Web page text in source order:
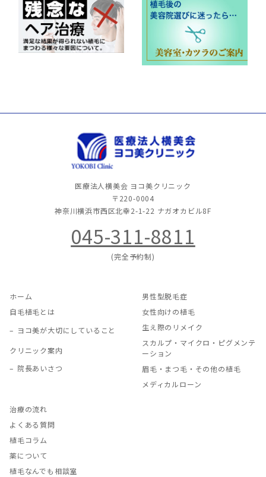
医療法人横美会 ヨコ美クリニック
〒220-0004
神奈川横浜市西区北幸2-1-22 ナガオカビル8F
045-311-8811
(完全予約制)
ホーム
自毛植毛とは
ヨコ美が大切にしていること
クリニック案内
院長あいさつ
男性型脱毛症
女性向けの植毛
生え際のリメイク
スカルプ・マイクロ・ピグメンテ
ーション
眉毛・まつ毛・その他の植毛
メディカルローン
治療の流れ
よくある質問
植毛コラム
薬について
植毛なんでも相談室